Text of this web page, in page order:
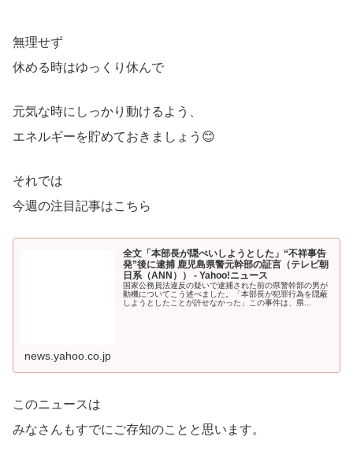
無理せず
休める時はゆっくり休んで
元気な時にしっかり動けるよう、
エネルギーを貯めておきましょう😊
それでは
今週の注目記事はこちら
全文「本部長が隠ぺいしようとした」“不祥事告
発”後に逮捕 鹿児島県警元幹部の証言（テレビ朝
日系（ANN）） - Yahoo!ニュース
国家公務員法違反の疑いで逮捕された前の県警幹部の男が
動機についてこう述べました。「本部長が犯罪行為を隠蔽
しようとしたことが許せなかった」この事件は、県...
news.yahoo.co.jp
このニュースは
みなさんもすでにご存知のことと思います。